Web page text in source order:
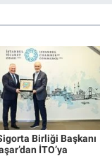
Birliği Başkanı
İTO’ya